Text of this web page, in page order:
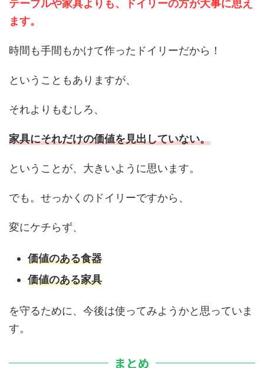
テーブルや家具よりも、ドイリーの方が大事に思え
ます。
時間も手間もかけて作ったドイリーだから！
ということもありますが、
それよりもむしろ、
家具にそれだけの価値を見出していない。
ということが、大きいように思います。
でも。せっかくのドイリーですから、
変にケチらず、
価値のある食器
価値のある家具
を守るために、今後は使ってみようかと思っていま
す。
まとめ